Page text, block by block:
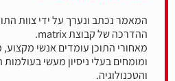
המאמר נכתב ונערך על ידי צוות
מאחורי התוכן עומדים אנשי
ומומחים בעלי ניסיון מעשי